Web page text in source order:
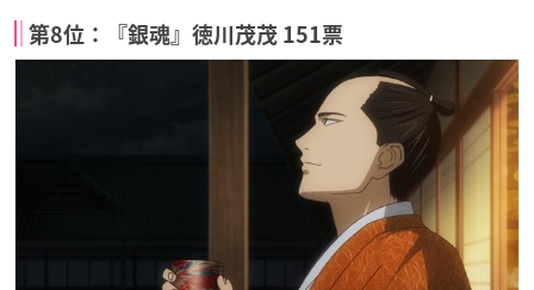
第8位：『銀魂』徳川茂茂 151票